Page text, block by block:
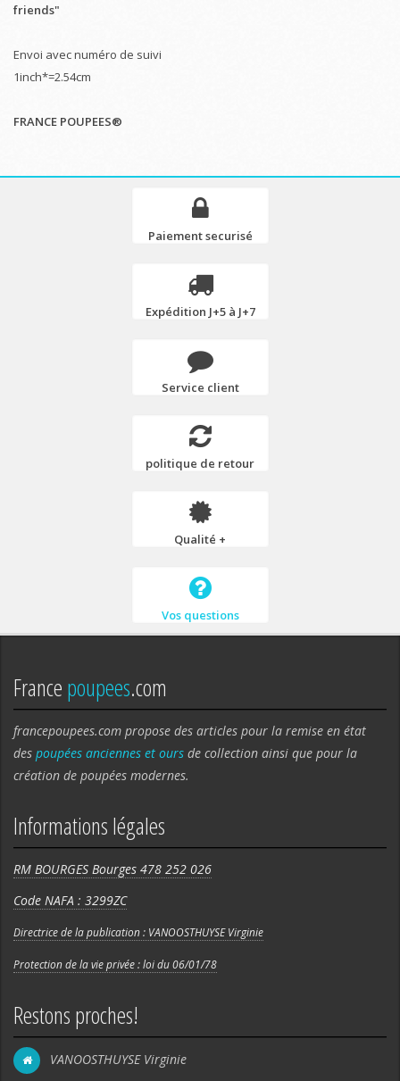
friends"
Envoi avec numéro de suivi
1inch*=2.54cm
FRANCE POUPEES®
Paiement securisé
Expédition J+5 à J+7
Service client
politique de retour
Qualité +
Vos questions
Francepoupees.com
francepoupees.com propose des articles pour la remise en état
des poupées anciennes et ours de collection ainsi que pour la
création de poupées modernes.
Informations légales
RM BOURGES Bourges 478 252 026
Code NAFA : 3299ZC
Directrice de la publication : VANOOSTHUYSE Virginie
Protection de la vie privée : loi du 06/01/78
Restons proches!
VANOOSTHUYSE Virginie